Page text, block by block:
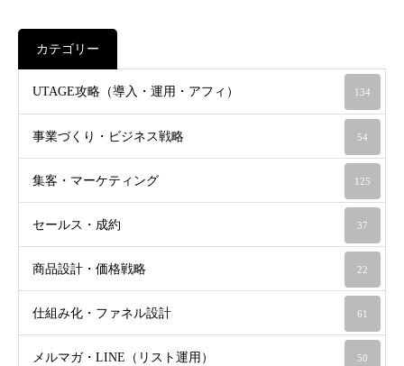
カテゴリー
UTAGE攻略（導入・運用・アフィ） 134
事業づくり・ビジネス戦略 54
集客・マーケティング 125
セールス・成約 37
商品設計・価格戦略 22
仕組み化・ファネル設計 61
メルマガ・LINE（リスト運用） 50